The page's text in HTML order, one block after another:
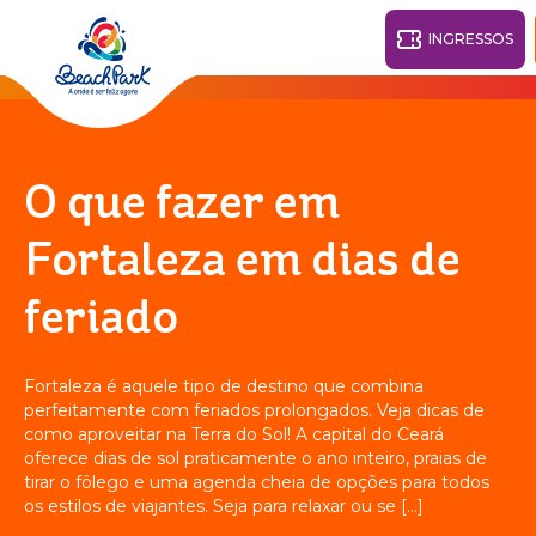
RESORTS
PRAIA
O DESTINO
Fortaleza - CE 28°
INGRESSOS
Voltar
AQUA
PARK
OHANA
BEACH
PARK
RESORT
O que fazer em
Fortaleza em dias de
feriado
Fortaleza é aquele tipo de destino que combina
perfeitamente com feriados prolongados. Veja dicas de
como aproveitar na Terra do Sol! A capital do Ceará
oferece dias de sol praticamente o ano inteiro, praias de
tirar o fôlego e uma agenda cheia de opções para todos
os estilos de viajantes. Seja para relaxar ou se […]